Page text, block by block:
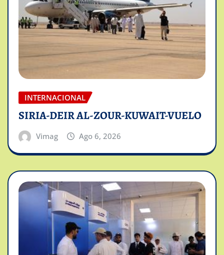
INTERNACIONAL
SIRIA-DEIR AL-ZOUR-KUWAIT-VUELO
Vimag Ago 6, 2026